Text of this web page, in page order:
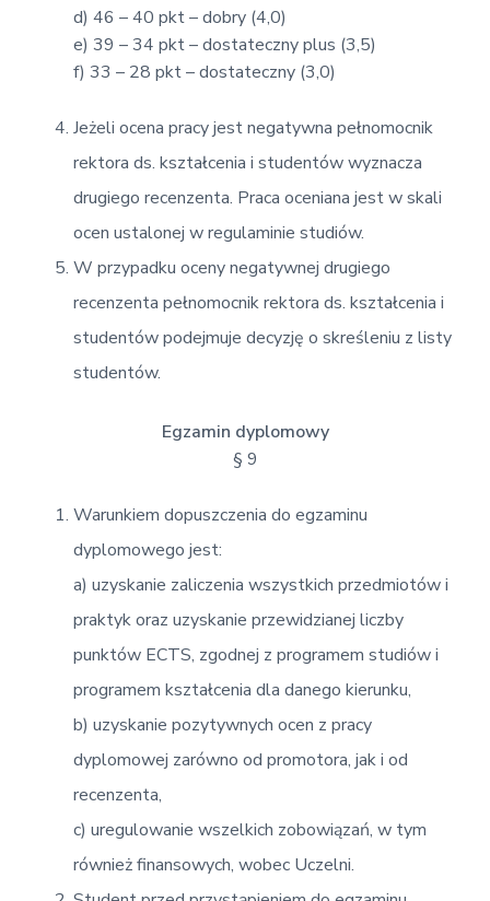
d) 46 – 40 pkt – dobry (4,0)
e) 39 – 34 pkt – dostateczny plus (3,5)
f) 33 – 28 pkt – dostateczny (3,0)
Jeżeli ocena pracy jest negatywna pełnomocnik
rektora ds. kształcenia i studentów wyznacza
drugiego recenzenta. Praca oceniana jest w skali
ocen ustalonej w regulaminie studiów.
W przypadku oceny negatywnej drugiego
recenzenta pełnomocnik rektora ds. kształcenia i
studentów podejmuje decyzję o skreśleniu z listy
studentów.
Egzamin dyplomowy
§ 9
Warunkiem dopuszczenia do egzaminu
dyplomowego jest:
a) uzyskanie zaliczenia wszystkich przedmiotów i
praktyk oraz uzyskanie przewidzianej liczby
punktów ECTS, zgodnej z programem studiów i
programem kształcenia dla danego kierunku,
b) uzyskanie pozytywnych ocen z pracy
dyplomowej zarówno od promotora, jak i od
recenzenta,
c) uregulowanie wszelkich zobowiązań, w tym
również finansowych, wobec Uczelni.